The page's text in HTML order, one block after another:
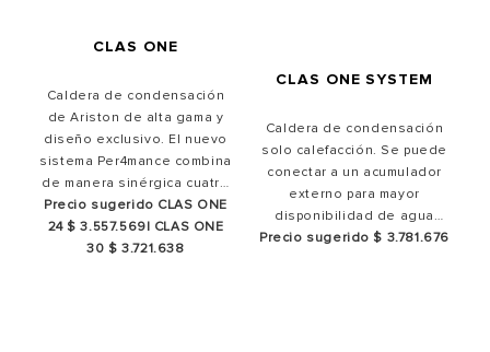
CLAS ONE
Caldera de condensación
de Ariston de alta gama y
diseño exclusivo. El nuevo
sistema Per4mance combina
de manera sinérgica cuatro
tecnologías exclusivas
Precio sugerido CLAS ONE
24 $ 3.557.569| CLAS ONE
30 $ 3.721.638
CLAS ONE SYSTEM
Caldera de condensación
solo calefacción. Se puede
conectar a un acumulador
externo para mayor
disponibilidad de agua
caliente. Al igual que toda la
Precio sugerido $ 3.781.676